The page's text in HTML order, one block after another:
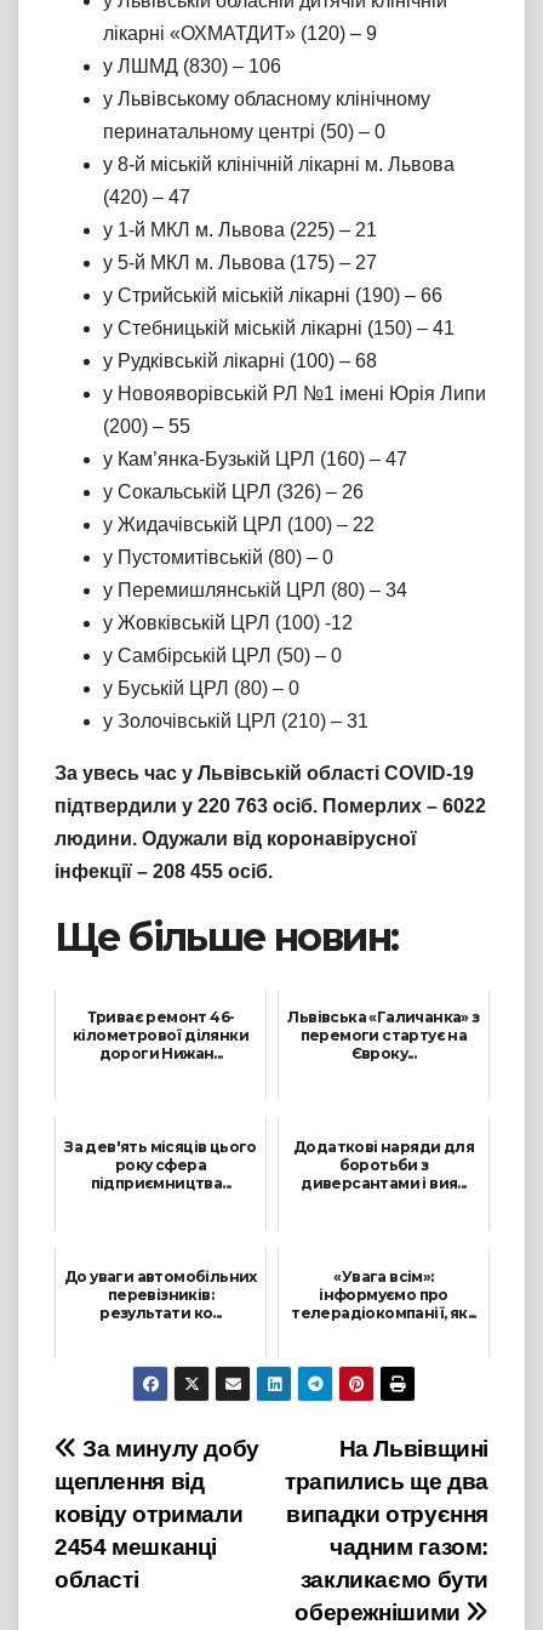
лікарні «ОХМАТДИТ» (120) – 9
у ЛШМД (830) – 106
у Львівському обласному клінічному
перинатальному центрі (50) – 0
у 8-й міській клінічній лікарні м. Львова
(420) – 47
у 1-й МКЛ м. Львова (225) – 21
у 5-й МКЛ м. Львова (175) – 27
у Стрийській міській лікарні (190) – 66
у Стебницькій міській лікарні (150) – 41
у Рудківській лікарні (100) – 68
у Новояворівській РЛ №1 імені Юрія Липи
(200) – 55
у Кам’янка-Бузькій ЦРЛ (160) – 47
у Сокальській ЦРЛ (326) – 26
у Жидачівській ЦРЛ (100) – 22
у Пустомитівській (80) – 0
у Перемишлянській ЦРЛ (80) – 34
у Жовківській ЦРЛ (100) -12
у Самбірській ЦРЛ (50) – 0
у Буській ЦРЛ (80) – 0
у Золочівській ЦРЛ (210) – 31
За увесь час у Львівській області COVID-19
підтвердили у 220 763 осіб. Померлих – 6022
людини. Одужали від коронавірусної
інфекції – 208 455 осіб.
Ще більше новин:
Триває ремонт 46-
кілометрової ділянки
дороги Нижан...
Львівська «Галичанка» з
перемоги стартує на
Євроку...
За дев'ять місяців цього
року сфера
підприємництва...
Додаткові наряди для
боротьби з
диверсантами і вия...
До уваги автомобільних
перевізників:
результати ко...
23 Вересня, 2021
«Увага всім»:
інформуємо про
телерадіокомпанії, як...
24 Лютого, 2022
Навігація
записів
На Львівщині
трапились ще два
випадки отруєння
чадним газом:
закликаємо бути
обережнішими
За минулу добу
щеплення від
ковіду отримали
2454 мешканці
області